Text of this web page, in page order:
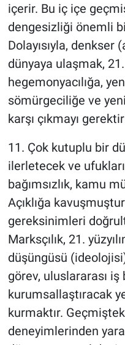
içerir. Bu iç içe
dengesizliği önemli
Dolayısıyla,
dünyaya ulaşmak,
hegemonyacılığa,
sömürgeciliğe ve
karşı çıkmayı
11. Çok kutuplu bir
ilerletecek ve
bağımsızlık, kamu
Açıklığa
gereksinimleri
Marksçılık, 21.
düşüngüsü
görev, uluslararası iş
kurumsallaştıracak
kurmaktır.
deneyimlerinden